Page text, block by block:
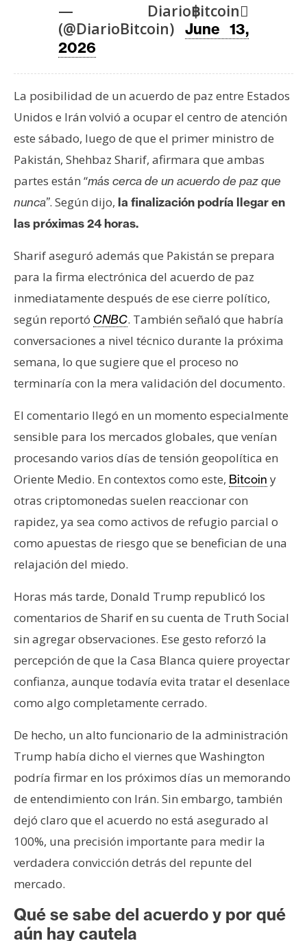
m
a
s
R
e
u
r
s
s
C
o
n
a
c
o
y
P
u
b
l
i
c
i
a
d
— Diario฿itcoin
(@DiarioBitcoin) June 13,
2026
La posibilidad de un acuerdo de paz entre Estados
Unidos e Irán volvió a ocupar el centro de atención
este sábado, luego de que el primer ministro de
Pakistán, Shehbaz Sharif, afirmara que ambas
partes están “más cerca de un acuerdo de paz que
nunca”. Según dijo, la finalización podría llegar en
las próximas 24 horas.
Sharif aseguró además que Pakistán se prepara
para la firma electrónica del acuerdo de paz
inmediatamente después de ese cierre político,
según reportó CNBC. También señaló que habría
conversaciones a nivel técnico durante la próxima
semana, lo que sugiere que el proceso no
terminaría con la mera validación del documento.
El comentario llegó en un momento especialmente
sensible para los mercados globales, que venían
procesando varios días de tensión geopolítica en
Oriente Medio. En contextos como este, Bitcoin y
otras criptomonedas suelen reaccionar con
rapidez, ya sea como activos de refugio parcial o
como apuestas de riesgo que se benefician de una
relajación del miedo.
Horas más tarde, Donald Trump republicó los
comentarios de Sharif en su cuenta de Truth Social
sin agregar observaciones. Ese gesto reforzó la
percepción de que la Casa Blanca quiere proyectar
confianza, aunque todavía evita tratar el desenlace
como algo completamente cerrado.
De hecho, un alto funcionario de la administración
Trump había dicho el viernes que Washington
podría firmar en los próximos días un memorando
de entendimiento con Irán. Sin embargo, también
dejó claro que el acuerdo no está asegurado al
100%, una precisión importante para medir la
verdadera convicción detrás del repunte del
mercado.
Qué se sabe del acuerdo y por qué
aún hay cautela